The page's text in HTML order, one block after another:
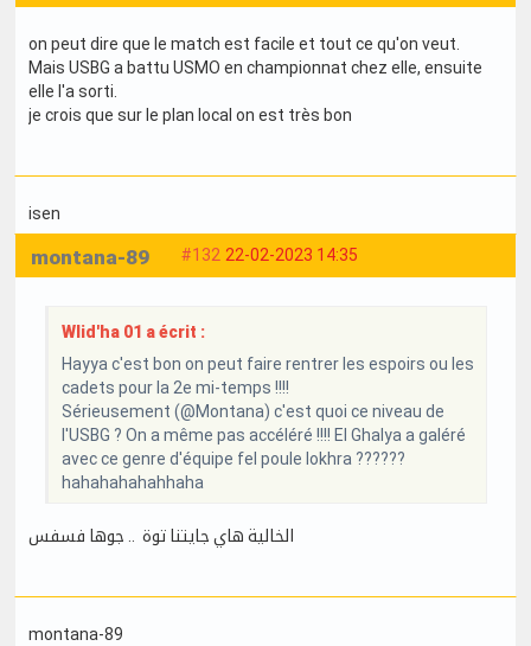
on peut dire que le match est facile et tout ce qu'on veut.
Mais USBG a battu USMO en championnat chez elle, ensuite
elle l'a sorti.
je crois que sur le plan local on est très bon
isen
#132 22-02-2023 14:35
montana-89
Wlid'ha 01 a écrit :
Hayya c'est bon on peut faire rentrer les espoirs ou les
cadets pour la 2e mi-temps !!!!
Sérieusement (@Montana) c'est quoi ce niveau de
l'USBG ? On a même pas accéléré !!!! El Ghalya a galéré
avec ce genre d'équipe fel poule lokhra ??????
hahahahahahhaha
الخالية هاي جايتنا توة .. جوها فسفس
montana-89